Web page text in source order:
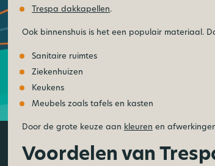
Trespa dakkapellen.
Ook binnenshuis is het een populair materiaal.
Sanitaire ruimtes
Ziekenhuizen
Keukens
Meubels zoals tafels en kasten
Door de grote keuze aan kleuren en
Voordelen van